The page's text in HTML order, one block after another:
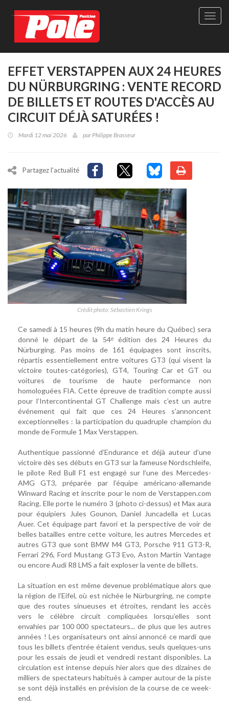
Site
-
Le
seul
EFFET VERSTAPPEN AUX 24 HEURES
DU NÜRBURGRING : VENTE RECORD
DE BILLETS ET ROUTES D'ACCÈS AU
CIRCUIT DÉJÀ SATURÉES !
Mardi 12 mai 2026 parPhilippe Brasseur
Partagez l'actualité
Crédit photo: Sébastien Krings
Ce samedi à 15 heures (9h du matin heure du Québec) sera
donné le départ de la 54ᵉ édition des 24 Heures du
Nürburging. Pas moins de 161 équipages sont inscrits,
répartis essentiellement entre voitures GT3 (qui visent la
victoire toutes-catégories), GT4, Touring Car et GT ou
voitures de tourisme de haute performance non
homologuées FIA. Cette épreuve de tradition compte aussi
pour l’Intercontinental GT Challenge mais c’est un autre
événement qui fait que ces 24 Heures s'annoncent
exceptionnelles : la participation du quadruple champion du
monde de Formule 1 Max Verstappen.
Authentique passionné d’Endurance et déjà auteur d’une
victoire dès ses débuts en GT3 sur la fameuse Nordschleife,
le pilote Red Bull F1 est engagé sur l’une des Mercedes-
AMG GT3, préparée par l’équipe américano-allemande
Winward Racing et inscrite pour le nom de Verstappen.com
Racing. Elle porte le numéro 3 (photo ci-dessus) et Max aura
pour équipiers Jules Gounon, Daniel Juncadella et Lucas
Auer. Cet équipage part favori et la perspective de voir de
belles batailles entre cette voiture, les autres Mercedes et
autres GT3 que sont BMW M4 GT3, Porsche 911 GT3-R,
Ferrari 296, Ford Mustang GT3 Evo, Aston Martin Vantage
ou encore Audi R8 LMS a fait exploser la vente de billets.
La situation en est même devenue problématique alors que
la région de l’Eifel, où est nichée le Nürburgring, ne compte
que des routes sinueuses et étroites, rendant les accès
vers le célèbre circuit compliquées lorsqu’elles sont
envahies par 100 000 spectateurs... de plus que les autres
années ! Les organisateurs ont ainsi annoncé ce mardi que
tous les billets d'entrée étaient vendus, seuls quelques-uns
pour les essais de jeudi et vendredi restant disponibles. La
circulation est intense depuis hier alors que des dizaines de
milliers de spectateurs habitués à camper autour de la piste
se sont déjà installés en prévision de la course de ce week-
end.